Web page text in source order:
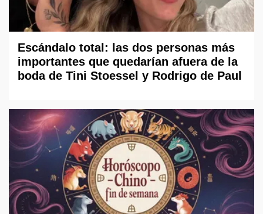
Escándalo total: las dos personas más
importantes que quedarían afuera de la
boda de Tini Stoessel y Rodrigo de Paul